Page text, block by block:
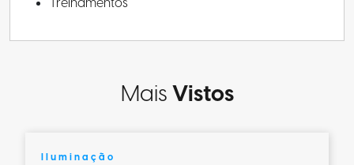
MaisVistos
Iluminação